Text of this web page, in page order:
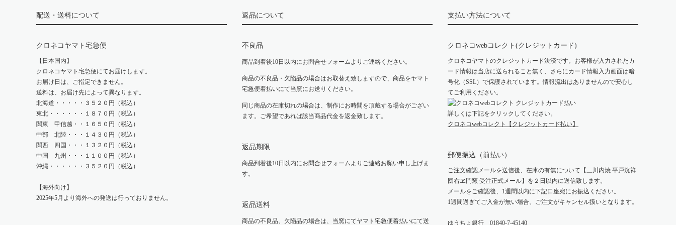
配送・送料について
クロネコヤマト宅急便
【日本国内】
クロネコヤマト宅急便にてお届けします。
お届け日は、ご指定できません。
送料は、お届け先によって異なります。
北海道・・・・・３５２０円（税込）
東北・・・・・・１８７０円（税込）
関東 甲信越・・１６５０円（税込）
中部 北陸・・・１４３０円（税込）
関西 四国・・・１３２０円（税込）
中国 九州・・・１１００円（税込）
沖縄・・・・・・３５２０円（税込）
【海外向け】
2025年5月より海外への発送は行っておりません。
返品について
不良品
商品到着後10日以内にお問合せフォームよりご連絡ください。
商品の不良品・欠陥品の場合はお取替え致しますので、商品をヤマト
宅急便着払いにて当窯にお送りください。
同じ商品の在庫切れの場合は、制作にお時間を頂戴する場合がござい
ます。ご希望であれば該当商品代金を返金致します。
返品期限
商品到着後10日以内にお問合せフォームよりご連絡お願い申し上げま
す。
返品送料
商品の不良品、欠陥品の場合は、当窯にてヤマト宅急便着払いにて送
支払い方法について
クロネコwebコレクト(クレジットカード)
クロネコヤマトのクレジットカード決済です。お客様が入力されたカ
ード情報は当店に送られること無く、さらにカード情報入力画面は暗
号化（SSL）で保護されています。情報流出はありませんので安心し
てご利用ください。
詳しくは下記をクリックしてください。
クロネコwebコレクト【クレジットカード払い】
郵便振込（前払い）
ご注文確認メールを送信後、在庫の有無について【三川内焼 平戸洸祥
団右ヱ門窯 受注正式メール】を２日以内に送信致します。
メールをご確認後、1週間以内に下記口座宛にお振込ください。
1週間過ぎてご入金が無い場合、ご注文がキャンセル扱いとなります。
ゆうちょ銀行 01840-7-45140